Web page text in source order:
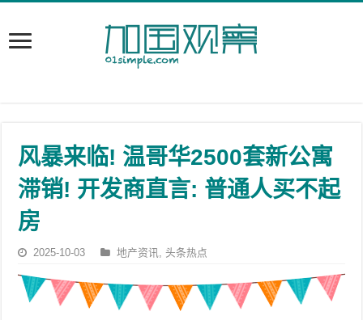
风暴来临! 温哥华2500套新公寓
滞销! 开发商直言: 普通人买不起
房
2025-10-03 地产资讯,头条热点